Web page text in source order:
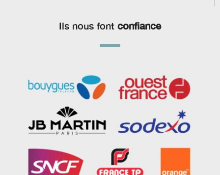
Ils nous font confiance